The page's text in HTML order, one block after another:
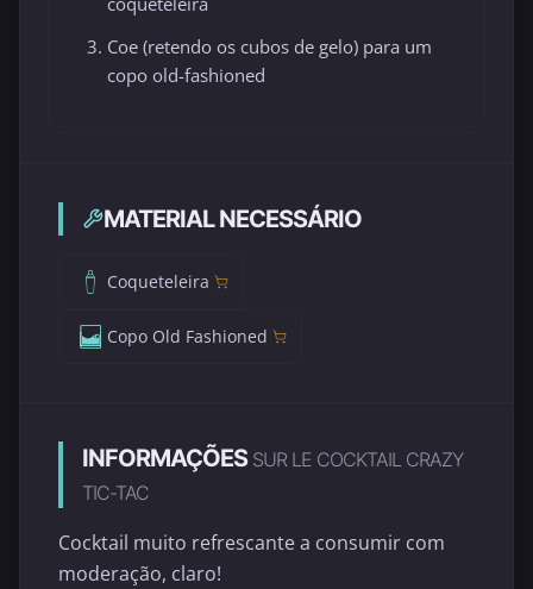
Coe (retendo os cubos de gelo) para um
copo old-fashioned
MATERIAL NECESSÁRIO
Coqueteleira
Copo Old Fashioned
INFORMAÇÕES SUR LE COCKTAIL CRAZY
TIC-TAC
Cocktail muito refrescante a consumir com
moderação, claro!